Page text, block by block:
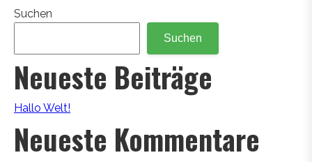
Suchen
Suchen
Neueste Beiträge
Hallo Welt!
Neueste Kommentare